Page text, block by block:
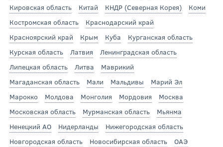
Кировская область
Китай КНДР (Северная Корея)
Коми
Костромская область
Краснодарский край
Красноярский край
Крым Куба
Курганская область
Курская область
Латвия
Ленинградская область
Липецкая область
Литва
Маврикий
Магаданская область
Мали Мальдивы
Марий Эл
Марокко
Молдова Монголия Мордовия
Москва
Московская область
Мурманская область
Мьянма
Ненецкий АО
Нидерланды
Нижегородская область
Новгородская область
Новосибирская область
ОАЭ